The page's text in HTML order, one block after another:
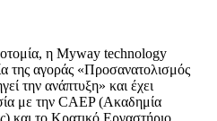
η Myway technology
της αγοράς «Προσανατολισμός
την ανάπτυξη» και έχει
με την CAEP (Ακαδημία